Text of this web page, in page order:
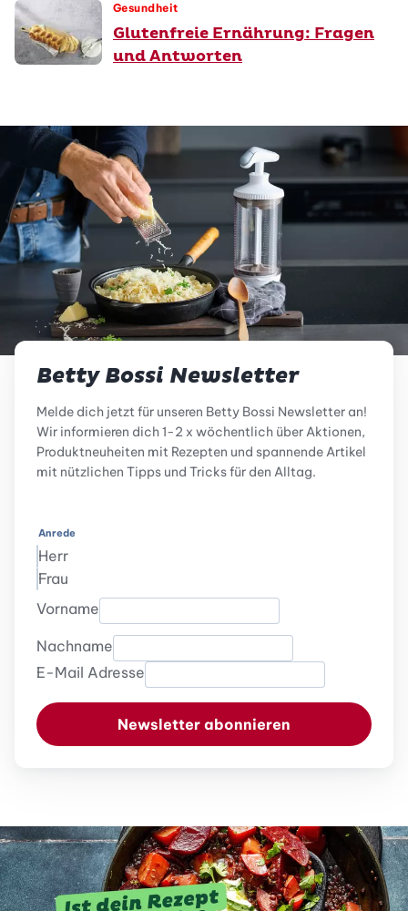
Gesundheit
Glutenfreie Ernährung: Fragen
und Antworten
Betty Bossi Newsletter
Melde dich jetzt für unseren Betty Bossi Newsletter an!
Wir informieren dich 1-2 x wöchentlich über Aktionen,
Produktneuheiten mit Rezepten und spannende Artikel
mit nützlichen Tipps und Tricks für den Alltag.
Anrede
Herr
Frau
Vorname
Nachname
E-Mail Adresse
Newsletter abonnieren